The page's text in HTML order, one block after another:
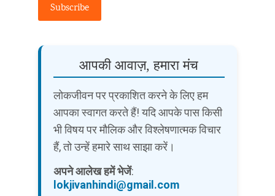
Subscribe
आपकी आवाज़, हमारा मंच
लोकजीवन पर प्रकाशित करने के लिए हम
आपका स्वागत करते हैं! यदि आपके पास किसी
भी विषय पर मौलिक और विश्लेषणात्मक विचार
हैं, तो उन्हें हमारे साथ साझा करें।
अपने आलेख हमें भेजें:
lokjivanhindi@gmail.com